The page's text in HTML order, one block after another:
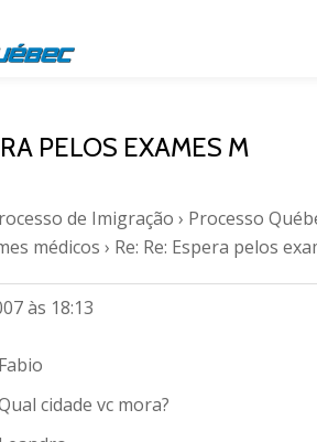
PELOS EXAMES M
de Imigração › Processo
médicos › Re: Re: Espera pelos
às 18:13
Fabio
cidade vc mora?